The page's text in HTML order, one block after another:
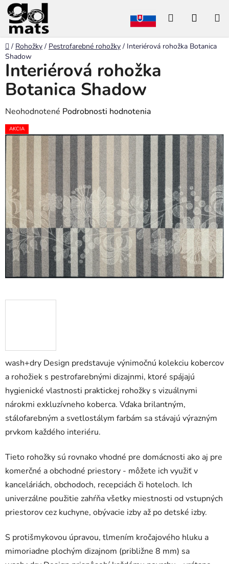
Prejsť
na
obsah
Hľadať
Domov
/ Rohožky / Pestrofarebné rohožky / Interiérová rohožka Botanica
Shadow
wash+dry Design predstavuje výnimočnú kolekciu kobercov
a rohožiek s pestrofarebnými dizajnmi, ktoré spájajú
hygienické vlastnosti praktickej rohožky s vizuálnymi
nárokmi exkluzívneho koberca. Vďaka brilantným,
stálofarebným a svetlostálym farbám sa stávajú výrazným
prvkom každého interiéru.
Tieto rohožky sú rovnako vhodné pre domácnosti ako aj pre
komerčné a obchodné priestory - môžete ich využiť v
kanceláriách, obchodoch, recepciách či hoteloch. Ich
univerzálne použitie zahŕňa všetky miestnosti od vstupných
priestorov cez kuchyne, obývacie izby až po detské izby.
S protišmykovou úpravou, tlmením kročajového hluku a
mimoriadne plochým dizajnom (približne 8 mm) sa
Interiérová rohožka
Botanica Shadow
Priemerné
hodnotenie
produktu
je
0,0
hviezdičiek.
Neohodnotené Podrobnosti hodnotenia
AKCIA